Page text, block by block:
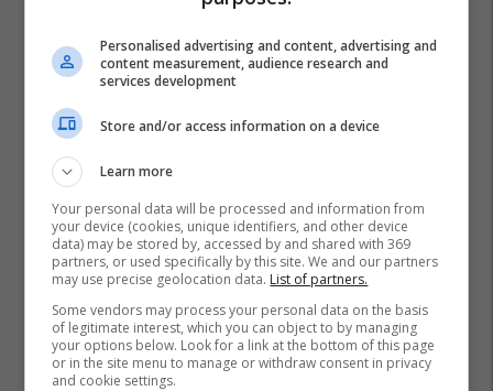
Kamenica
Komuna E Kamenicës Gjilani
Personalised advertising and content, advertising and
content measurement, audience research and
services development
Store and/or access information on a device
Learn more
Your personal data will be processed and information from
your device (cookies, unique identifiers, and other device
data) may be stored by, accessed by and shared with 369
partners, or used specifically by this site. We and our partners
may use precise geolocation data. List of partners.
Some vendors may process your personal data on the basis
of legitimate interest, which you can object to by managing
your options below. Look for a link at the bottom of this page
or in the site menu to manage or withdraw consent in privacy
and cookie settings.